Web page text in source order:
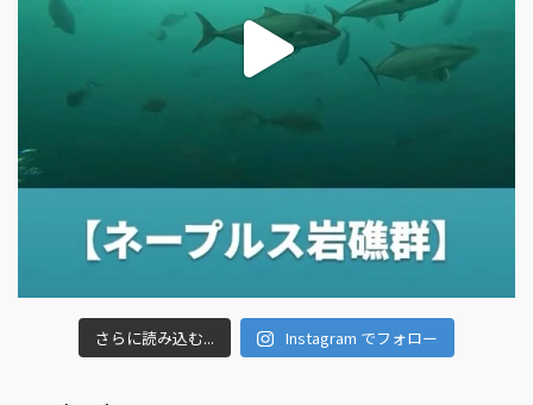
さらに読み込む... Instagram でフォロー